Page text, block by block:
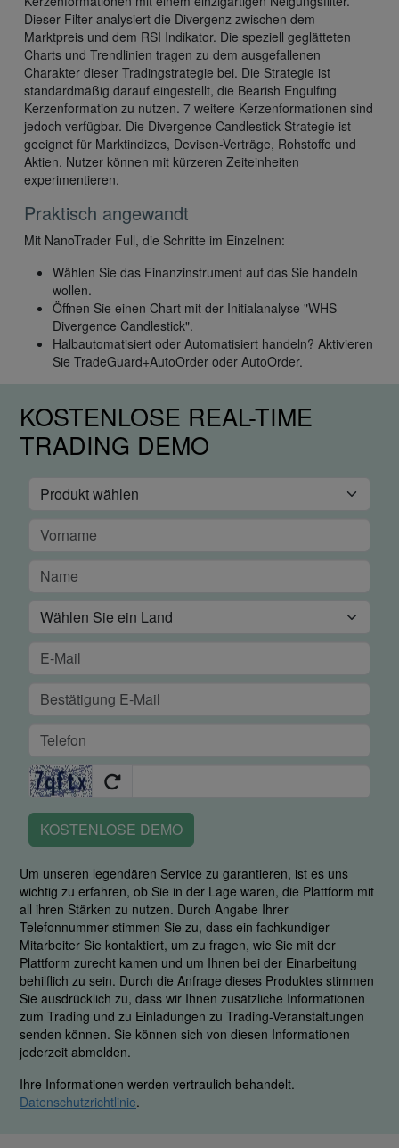
Dieser Filter analysiert die Divergenz zwischen dem
Marktpreis und dem RSI Indikator. Die speziell geglätteten
Charts und Trendlinien tragen zu dem ausgefallenen
Charakter dieser Tradingstrategie bei. Die Strategie ist
standardmäßig darauf eingestellt, die Bearish Engulfing
Kerzenformation zu nutzen. 7 weitere Kerzenformationen sind
jedoch verfügbar. Die Divergence Candlestick Strategie ist
geeignet für Marktindizes, Devisen-Verträge, Rohstoffe und
Aktien. Nutzer können mit kürzeren Zeiteinheiten
experimentieren.
Praktisch angewandt
Mit NanoTrader Full, die Schritte im Einzelnen:
Wählen Sie das Finanzinstrument auf das Sie handeln
wollen.
Öffnen Sie einen Chart mit der Initialanalyse "WHS
Divergence Candlestick".
Halbautomatisiert oder Automatisiert handeln? Aktivieren
Sie TradeGuard+AutoOrder oder AutoOrder.
KOSTENLOSE REAL-TIME
TRADING DEMO
KOSTENLOSE DEMO
Um unseren legendären Service zu garantieren, ist es uns
wichtig zu erfahren, ob Sie in der Lage waren, die Plattform mit
all ihren Stärken zu nutzen. Durch Angabe Ihrer
Telefonnummer stimmen Sie zu, dass ein fachkundiger
Mitarbeiter Sie kontaktiert, um zu fragen, wie Sie mit der
Plattform zurecht kamen und um Ihnen bei der Einarbeitung
behilflich zu sein. Durch die Anfrage dieses Produktes stimmen
Sie ausdrücklich zu, dass wir Ihnen zusätzliche Informationen
zum Trading und zu Einladungen zu Trading-Veranstaltungen
senden können. Sie können sich von diesen Informationen
jederzeit abmelden.
Ihre Informationen werden vertraulich behandelt.
Datenschutzrichtlinie.